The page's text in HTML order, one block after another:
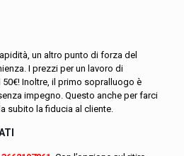
un altro punto di forza del
I prezzi per un lavoro di
Inoltre, il primo sopralluogo è
impegno. Questo anche per farci
subito la fiducia al cliente.